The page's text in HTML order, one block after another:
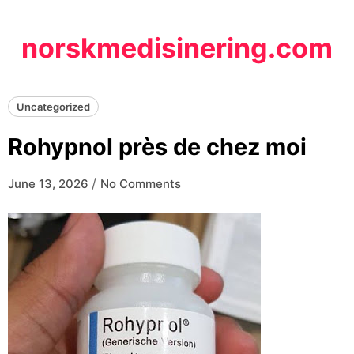
contentnorskmedisinering.com
Uncategorized
Rohypnol près de chez moi
June 13, 2026 / No Comments